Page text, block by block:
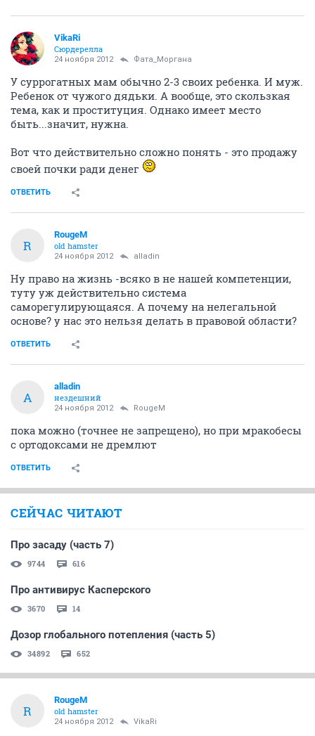
VikaRi
Сюрдерелла
24 ноября 2012 Фата_Моргана
У суррогатных мам обычно 2-3 своих ребенка. И муж.
Ребенок от чужого дядьки. А вообще, это скользкая
тема, как и проституция. Однако имеет место
быть...значит, нужна.
Вот что действительно сложно понять - это продажу
своей почки ради денег
ОТВЕТИТЬ
R
RougeM
old hamster
24 ноября 2012 alladin
Ну право на жизнь -всяко в не нашей компетенции,
туту уж действительно система
саморегулирующаяся. А почему на нелегальной
основе? у нас это нельзя делать в правовой области?
ОТВЕТИТЬ
A
alladin
нездешний
24 ноября 2012 RougeM
пока можно (точнее не запрещено), но при мракобесы
с ортодоксами не дремлют
ОТВЕТИТЬ
СЕЙЧАС ЧИТАЮТ
Про засаду (часть 7)
9744 616
Про антивирус Касперского
3670 14
Дозор глобального потепления (часть 5)
34892 652
R
RougeM
old hamster
24 ноября 2012 VikaRi